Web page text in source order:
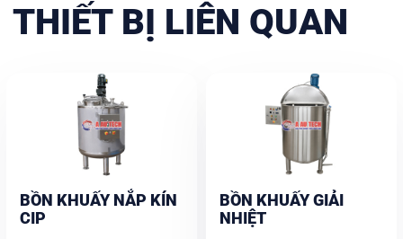
THIẾT BỊ LIÊN QUAN
BỒN KHUẤY NẮP KÍN
CIP
BỒN KHUẤY GIẢI
NHIỆT